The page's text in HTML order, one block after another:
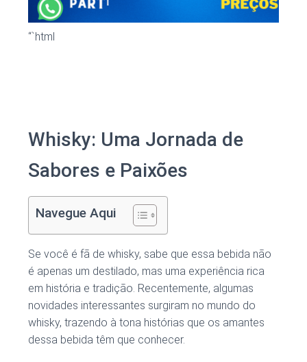
“`html
Whisky: Uma Jornada de
Sabores e Paixões
Navegue Aqui
Se você é fã de whisky, sabe que essa bebida não
é apenas um destilado, mas uma experiência rica
em história e tradição. Recentemente, algumas
novidades interessantes surgiram no mundo do
whisky, trazendo à tona histórias que os amantes
dessa bebida têm que conhecer.